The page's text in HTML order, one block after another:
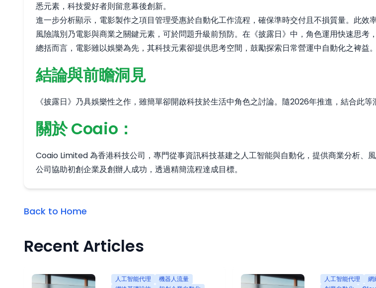
悉元素，科技愛好者則留意幕後創新。
進一步分析顯示，電影製作之項目管理受惠於自動化工作流程，確保準時交付且不損質量。此效
風險識別乃電影與商業之關鍵元素，可於問題升級前預防。在《披露日》中，角色運用快速思考
總括而言，電影雖以娛樂為先，其科技元素卻提供思考空間，鼓勵探索日常營運中自動化之裨益。
結論與前瞻洞見
《披露日》乃具娛樂性之作，雖簡單卻開啟科技於生活中角色之討論。隨2026年推進，結合此等
關於 Coaio：
Coaio Limited 為香港科技公司，專門從事資訊科技基建之人工智能與自動化，提供商業分析、
公司協助初創企業及創辦人成功，透過精簡流程達成目標。
Back to Home
Recent Articles
人工智能代理
機器人流量
人工智能代理
網